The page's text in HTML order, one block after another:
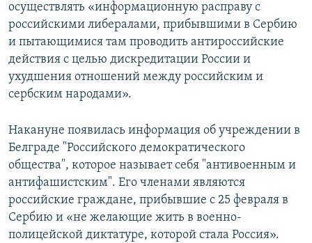
осуществлять «информационную расправу с
российскими либералами, прибывшими в Сербию
и пытающимися там проводить антироссийские
действия с целью дискредитации России и
ухудшения отношений между российским и
сербским народами».
Накануне появилась информация об учреждении в
Белграде "Российского демократического
общества", которое называет себя "антивоенным и
антифашистским". Его членами являются
российские граждане, прибывшие с 25 февраля в
Сербию и «не желающие жить в военно-
полицейской диктатуре, которой стала Россия».